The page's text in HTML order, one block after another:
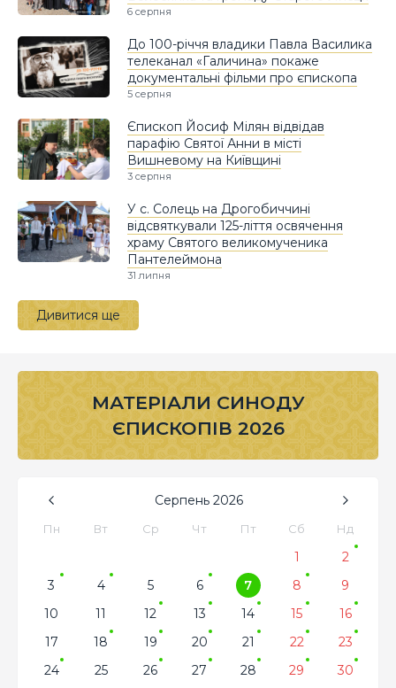
6 серпня
До 100-річчя владики Павла Василика
телеканал «Галичина» покаже
документальні фільми про єпископа
5 серпня
Єпископ Йосиф Мілян відвідав
парафію Святої Анни в місті
Вишневому на Київщині
3 серпня
У с. Солець на Дрогобиччині
відсвяткували 125-ліття освячення
храму Святого великомученика
Пантелеймона
31 липня
Дивитися ще
МАТЕРІАЛИ СИНОДУ
ЄПИСКОПІВ 2026
Серпень 2026
Пн Вт Ср Чт Пт Сб Нд
1
2
3
4 5 6 7 8
9
10
11 12 13 14 15
16
17
18 19 20 21 22
23
24
25 26 27 28 29
30